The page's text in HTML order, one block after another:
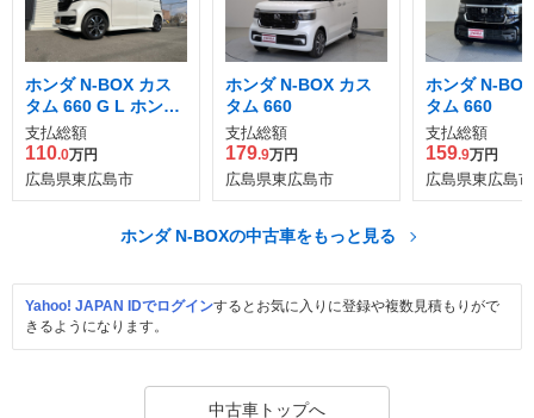
ホンダ N-BOX カス
タム 660 G L ホンダ
センシング
支払総額
110.0万円
広島県東広島市
ホンダ N-BOX カス
タム 660
支払総額
179.9万円
広島県東広島市
ホンダ N-
タム 660
支払総額
159.9万円
広島県東広島市
ホンダ N-BOXの中古車をもっと見る
Yahoo! JAPAN IDでログインするとお気に入りに登録や複数見積もりがで
きるようになります。
中古車トップへ